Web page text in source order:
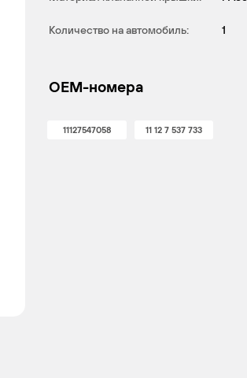
Количество на автомобиль: 1
OEM-номера
11127547058 11 12 7 537 733